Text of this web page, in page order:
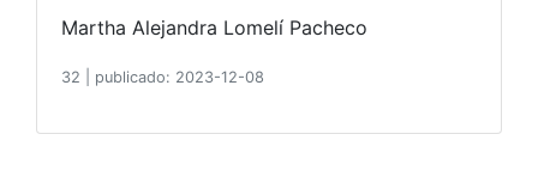
Martha Alejandra Lomelí Pacheco
32 publicado: 2023-12-08